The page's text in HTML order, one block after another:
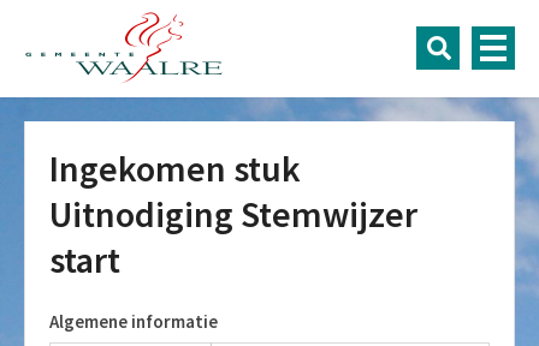
Ingekomen stuk
Uitnodiging Stemwijzer
start
Algemene informatie